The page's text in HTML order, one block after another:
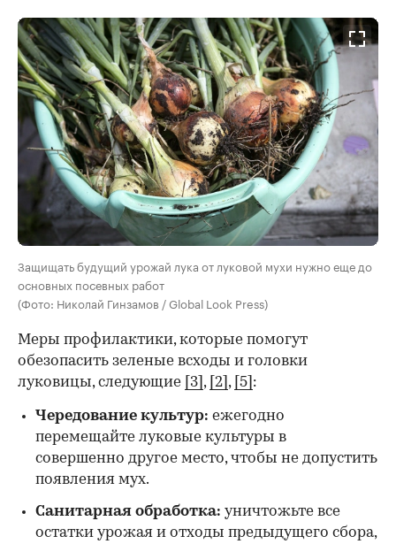
Защищать будущий урожай лука от луковой мухи нужно еще до
основных посевных работ
(Фото: Николай Гинзамов / Global Look Press)
Меры профилактики, которые помогут
обезопасить зеленые всходы и головки
луковицы, следующие
[3] , [2] , [5] :
Чередование культур: ежегодно
перемещайте луковые культуры в
совершенно другое место, чтобы не допустить
появления мух.
Санитарная обработка: уничтожьте все
остатки урожая и отходы предыдущего сбора,